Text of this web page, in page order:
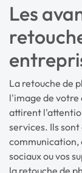
Les
La retouche de
l'image de votre
attirent
services. Ils
communication,
sociaux ou vos
la retouche de